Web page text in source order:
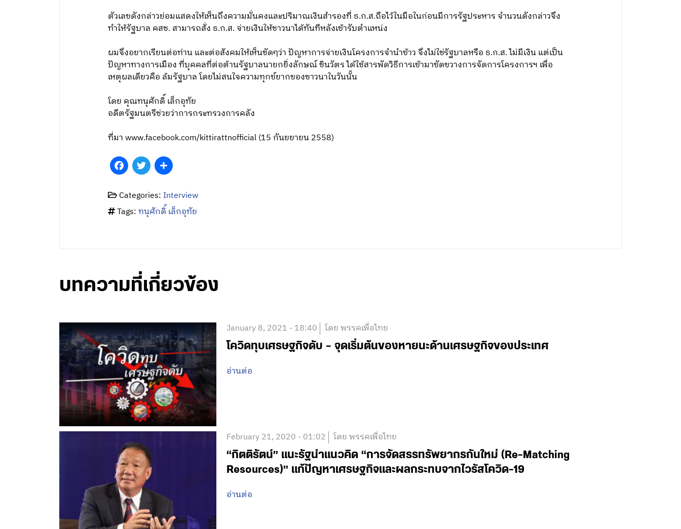
ตัวเลขดังกล่าวย่อมแสดงให้เห็นถึงความมั่นคงและปริมาณเงินสำรองที่ ธ.ก.ส.ถือไว้ในมือในก่อนมีการรัฐประหาร จำนวนดังกล่าวจึง
ทำให้รัฐบาล คสช. สามารถสั่ง ธ.ก.ส. จ่ายเงินให้ชาวนาได้ทันทีหลังเข้ารับตำแหน่ง
ผมจึงอยากเรียนต่อท่าน และต่อสังคมให้เห็นชัดๆว่า ปัญหาการจ่ายเงินโครงการจำนำข้าว จึงไม่ใช่รัฐบาลหรือ ธ.ก.ส. ไม่มีเงิน แต่เป็น
ปัญหาทางการเมือง ที่บุคคลที่ต่อต้านรัฐบาลนายกยิ่งลักษณ์ ชินวัตร ได้ใช้สารพัดวิธีการเข้ามาขัดขวางการจัดการโครงการฯ เพื่อ
เหตุผลเดียวคือ ล้มรัฐบาล โดยไม่สนใจความทุกข์ยากของชาวนาในวันนั้น
โดย คุณทนุศักดิ์ เล็กอุทัย
อดีตรัฐมนตรีช่วยว่าการกระทรวงการคลัง
ที่มา www.facebook.com/kittirattnofficial (15 กันยยายน 2558)
Facebook
TwitterShare
Categories: Interview
Tags:ทนุศักดิ์ เล็กอุทัย
บทความที่เกี่ยวข้อง
January 8, 2021 - 18:40 โดย พรรคเพื่อไทย
โควิดทุบเศรษฐกิจดับ – จุดเริ่มต้นของหายนะด้านเศรษฐกิจของประเทศ
อ่านต่อ
February 21, 2020 - 01:02 โดย พรรคเพื่อไทย
“กิตติรัตน์” แนะรัฐนำแนวคิด “การจัดสรรทรัพยากรกันใหม่ (Re-Matching
Resources)” แก้ปัญหาเศรษฐกิจและผลกระทบจากไวรัสโควิด-19
อ่านต่อ